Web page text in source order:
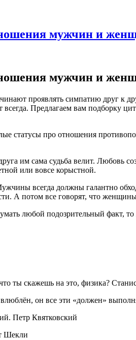
мужчин и
мужчин и
проявлять симпатию друг к
Предлагаем вам подборку
статусы про отношения
им сама судьба велит. Любовь
или вовсе корыстной.
всегда должны галантно
А потом все говорят, что
любой подозрительный факт,
ты скажешь на это, физика?
он все эти «должен»
Петр Квятковский
Шекли